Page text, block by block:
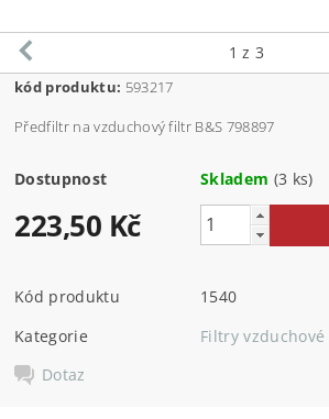
1 z 3
kód produktu: 593217
Předfiltr na vzduchový filtr B&S 798897
Dostupnost Skladem (3 ks)
223,50 Kč
Kód produktu
1540
Kategorie
Filtry
Dotaz